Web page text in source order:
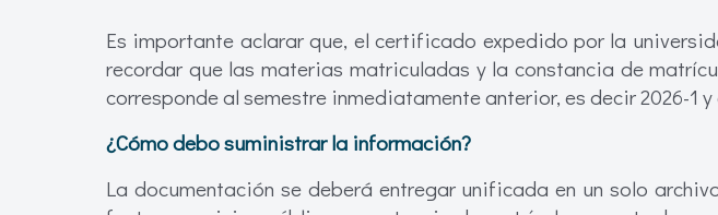
Es importante aclarar que, el certificado expedido por la
recordar que las materias matriculadas y la constancia de
corresponde al semestre inmediatamente anterior, es decir 2026-1
¿Cómo debo suministrar la información?
La documentación se deberá entregar unificada en un solo